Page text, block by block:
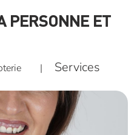
PERSONNE ET
| Services